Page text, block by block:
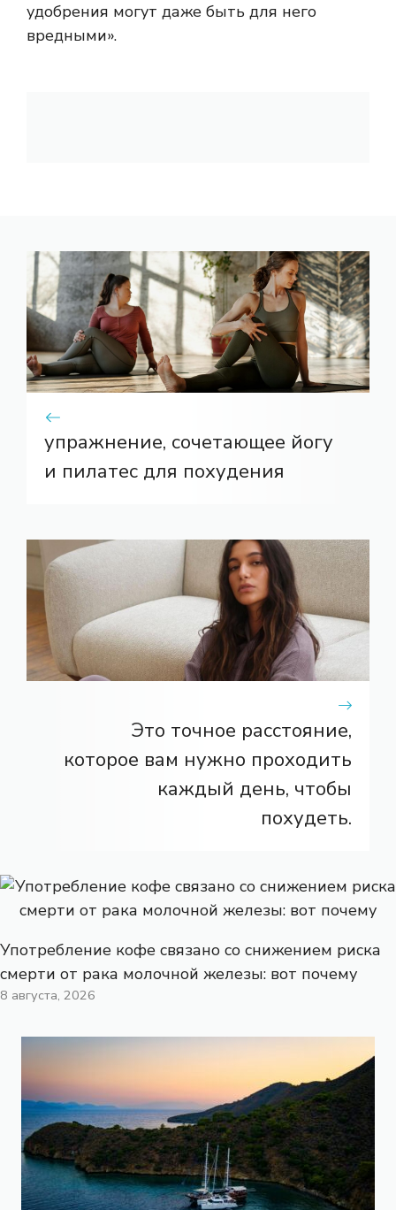
удобрения могут даже быть для него
вредными».
упражнение, сочетающее йогу
и пилатес для похудения
Это точное расстояние,
которое вам нужно проходить
каждый день, чтобы
похудеть.
Употребление кофе связано со снижением риска
смерти от рака молочной железы: вот почему
8 августа, 2026